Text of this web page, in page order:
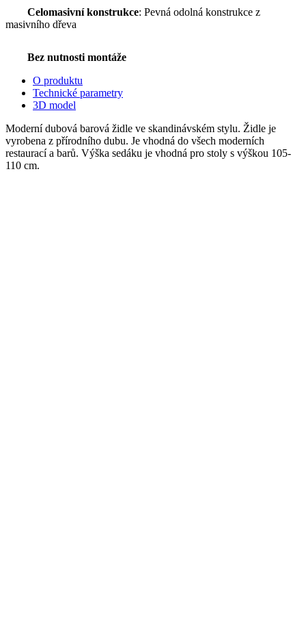
Celomasivní konstrukce: Pevná odolná konstrukce z
masivního dřeva
Bez nutnosti montáže
O produktu
Technické parametry
3D model
Moderní dubová barová židle ve skandinávském stylu. Židle je
vyrobena z přírodního dubu. Je vhodná do všech moderních
restaurací a barů. Výška sedáku je vhodná pro stoly s výškou 105-
110 cm.